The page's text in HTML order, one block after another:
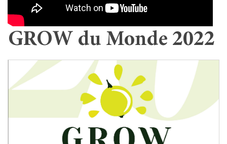
GROW du Monde 2022